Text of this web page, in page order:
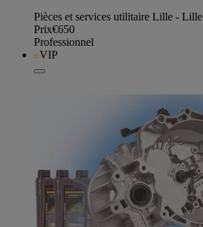
Pièces et services utilitaire Lille - Lille
Prix€650
Professionnel
VIP